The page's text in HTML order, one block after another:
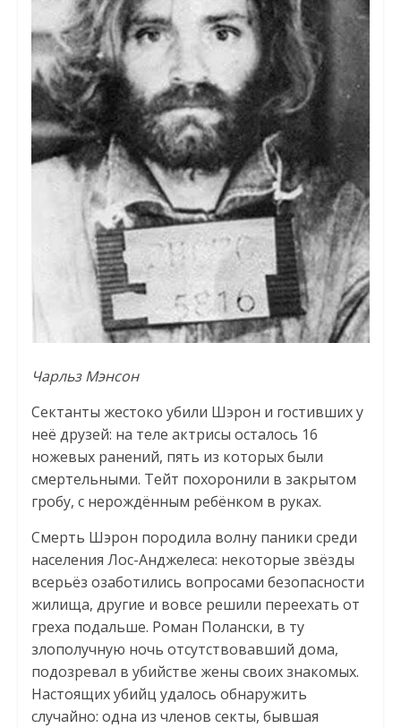
Чарльз Мэнсон
Сектанты жестоко убили Шэрон и гостивших у
неё друзей: на теле актрисы осталось 16
ножевых ранений, пять из которых были
смертельными. Тейт похоронили в закрытом
гробу, с нерождённым ребёнком в руках.
Смерть Шэрон породила волну паники среди
населения Лос-Анджелеса: некоторые звёзды
всерьёз озаботились вопросами безопасности
жилища, другие и вовсе решили переехать от
греха подальше. Роман Полански, в ту
злополучную ночь отсутствовавший дома,
подозревал в убийстве жены своих знакомых.
Настоящих убийц удалось обнаружить
случайно: одна из членов секты, бывшая